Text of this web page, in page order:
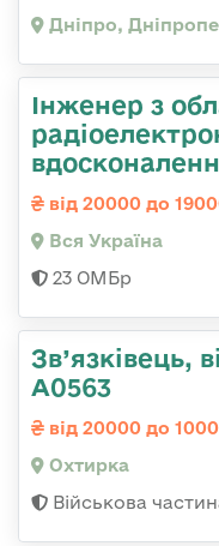
Дніпро,
Інженер з
від 20000 до
Вся Україна
23 ОМБр
Зв’язківець,
А0563
від 20000 до
Охтирка
Військова